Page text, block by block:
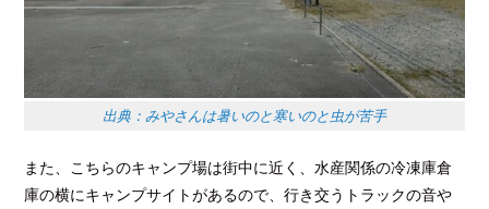
出典：みやさんは暑いのと寒いのと虫が苦手
また、こちらのキャンプ場は街中に近く、水産関係の冷凍庫倉
庫の横にキャンプサイトがあるので、行き交うトラックの音や